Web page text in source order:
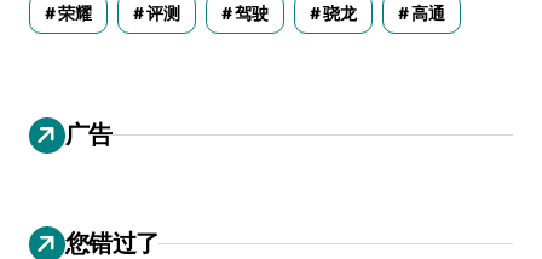
荣耀 评测 驾驶 骁龙 高通
广告
您错过了